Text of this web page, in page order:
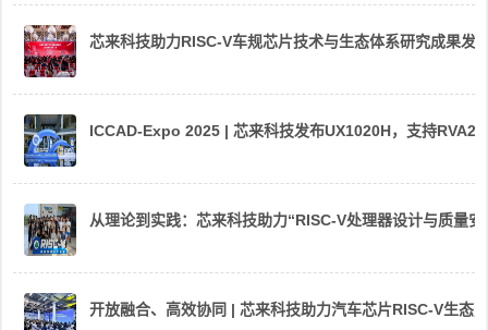
芯来科技助力RISC-V车规芯片技术与生态体系研究成果发
ICCAD-Expo 2025 | 芯来科技发布UX1020H，支持
从理论到实践：芯来科技助力“RISC-V处理器设计与质量
开放融合、高效协同 | 芯来科技助力汽车芯片RISC-V生态